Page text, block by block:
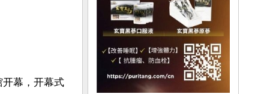
开幕，开幕式